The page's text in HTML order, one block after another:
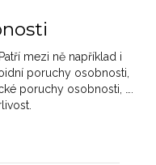
mezi ně například i
poruchy osobnosti,
poruchy osobnosti, ….